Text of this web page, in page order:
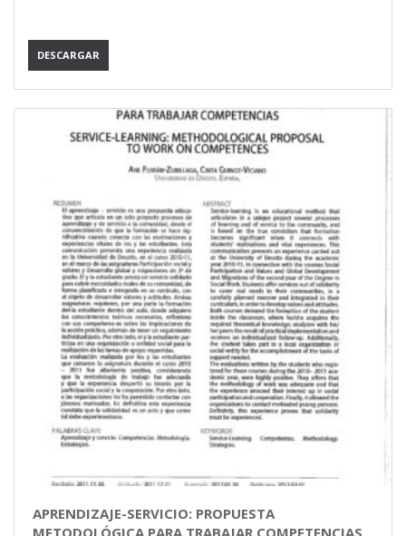
DESCARGAR
APRENDIZAJE-SERVICIO: PROPUESTA
METODOLÓGICA PARA TRABAJAR COMPETENCIAS